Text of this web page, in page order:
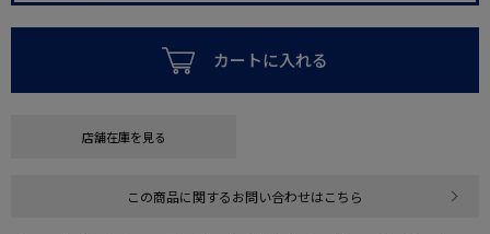
カートに入れる
店舗在庫を見る
この商品に関するお問い合わせはこちら